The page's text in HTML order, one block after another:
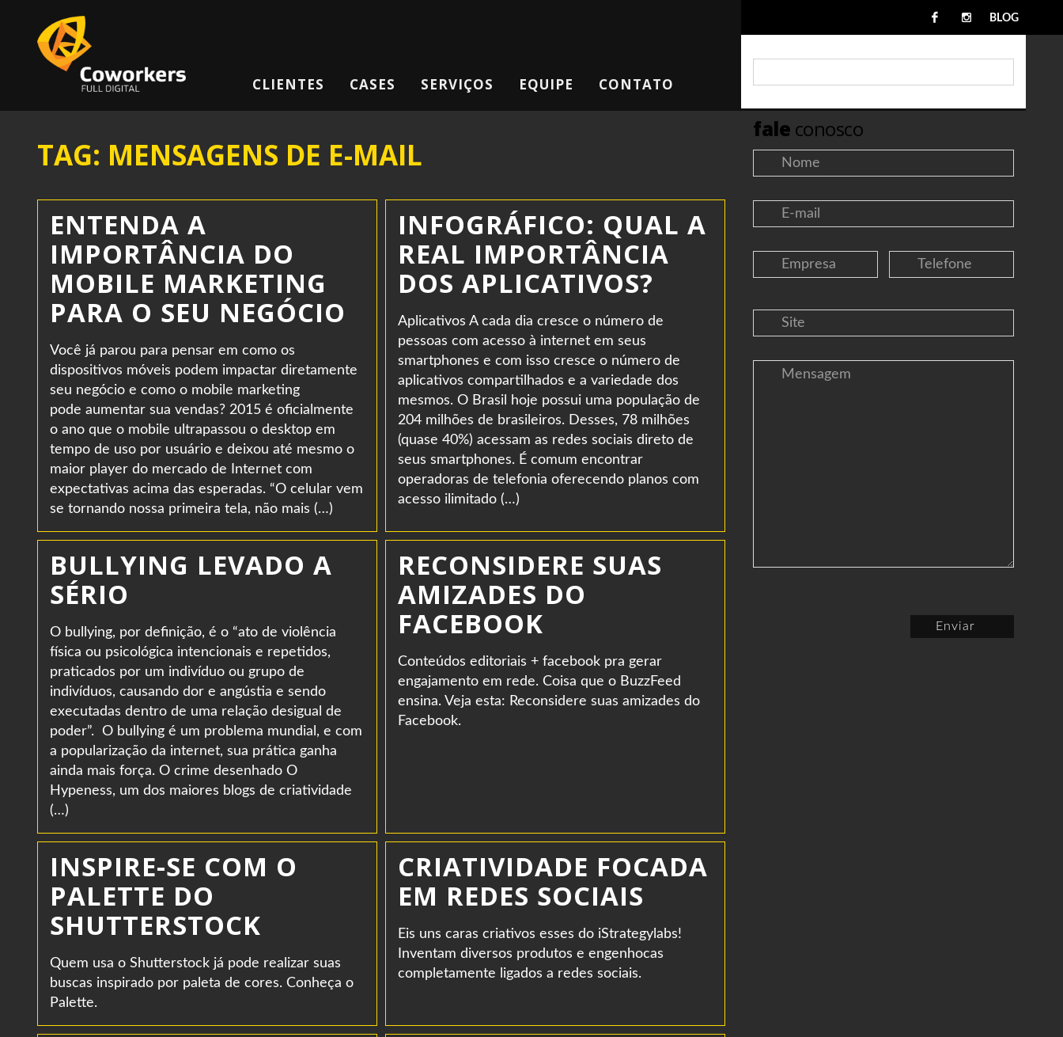
BLOG
CLIENTES CASES SERVIÇOS EQUIPE CONTATO
fale conosco
Enviar
TAG: MENSAGENS DE E-MAIL
ENTENDA A
IMPORTÂNCIA DO
MOBILE MARKETING
PARA O SEU NEGÓCIO
Você já parou para pensar em como os
dispositivos móveis podem impactar diretamente
seu negócio e como o mobile marketing
pode aumentar sua vendas? 2015 é oficialmente
o ano que o mobile ultrapassou o desktop em
tempo de uso por usuário e deixou até mesmo o
maior player do mercado de Internet com
expectativas acima das esperadas. “O celular vem
se tornando nossa primeira tela, não mais (…)
INFOGRÁFICO: QUAL A
REAL IMPORTÂNCIA
DOS APLICATIVOS?
Aplicativos A cada dia cresce o número de
pessoas com acesso à internet em seus
smartphones e com isso cresce o número de
aplicativos compartilhados e a variedade dos
mesmos. O Brasil hoje possui uma população de
204 milhões de brasileiros. Desses, 78 milhões
(quase 40%) acessam as redes sociais direto de
seus smartphones. É comum encontrar
operadoras de telefonia oferecendo planos com
acesso ilimitado (…)
BULLYING LEVADO A
SÉRIO
O bullying, por definição, é o “ato de violência
física ou psicológica intencionais e repetidos,
praticados por um indivíduo ou grupo de
indivíduos, causando dor e angústia e sendo
executadas dentro de uma relação desigual de
poder”. O bullying é um problema mundial, e com
a popularização da internet, sua prática ganha
ainda mais força. O crime desenhado O
Hypeness, um dos maiores blogs de criatividade
(…)
RECONSIDERE SUAS
AMIZADES DO
FACEBOOK
Conteúdos editoriais + facebook pra gerar
engajamento em rede. Coisa que o BuzzFeed
ensina. Veja esta: Reconsidere suas amizades do
Facebook.
INSPIRE-SE COM O
PALETTE DO
SHUTTERSTOCK
Quem usa o Shutterstock já pode realizar suas
buscas inspirado por paleta de cores. Conheça o
Palette.
CRIATIVIDADE FOCADA
EM REDES SOCIAIS
Eis uns caras criativos esses do iStrategylabs!
Inventam diversos produtos e engenhocas
completamente ligados a redes sociais.